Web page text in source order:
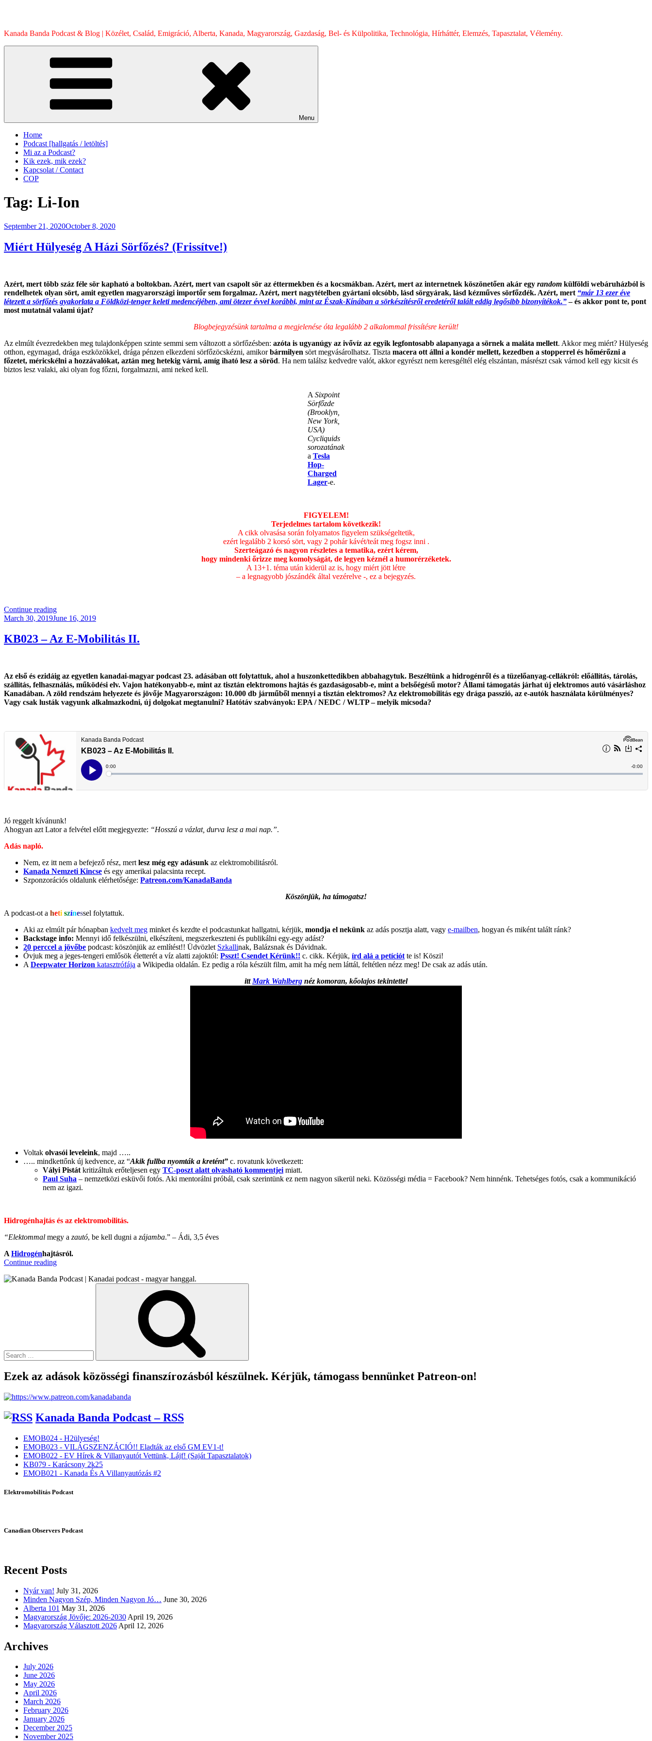
Kanada Banda Podcast & Blog | Közélet, Család, Emigráció, Alberta, Kanada, Magyarország, Gazdaság, Bel- és Külpolitika, Technológia, Hírháttér, Elemzés, Tapasztalat, Vélemény.
Menu
Home
Podcast [hallgatás / letöltés]
Mi az a Podcast?
Kik ezek, mik ezek?
Kapcsolat / Contact
COP
Tag: Li-Ion
Posted
September 21, 2020October 8, 2020
Miért Hülyeség A Házi Sörfőzés? (Frissítve!)
Azért, mert több száz féle sör kapható a boltokban. Azért, mert van csapolt sör az éttermekben és a kocsmákban. Azért, mert az internetnek köszönetően akár egy random külföldi webáruházból is
rendelhetek olyan sört, amit egyetlen magyarországi importőr sem forgalmaz. Azért, mert nagytételben gyártani olcsóbb, lásd sörgyárak, lásd kézműves sörfőzdék. Azért, mert “már 13 ezer éve
létezett a sörfőzés gyakorlata a Földközi-tenger keleti medencéjében, ami ötezer évvel korábbi, mint az Észak-Kínában a sörkészítésről eredetéről talált eddig legősibb bizonyítékok.”– és akkor pont te, pont
most mutatnál valami újat?
Blogbejegyzésünk tartalma a megjelenése óta legalább 2 alkalommal frissítésre került!
Az elmúlt évezredekben meg tulajdonképpen szinte semmi sem változott a sörfőzésben: azóta is ugyanúgy az ivővíz az egyik legfontosabb alapanyaga a sörnek a maláta mellett. Akkor meg miért? Hülyeség
otthon, egymagad, drága eszközökkel, drága pénzen elkezdeni sörfőzöcskézni, amikorbármilyen sört megvásárolhatsz. Tiszta macera ott állni a kondér mellett, kezedben a stopperrel és hőmérőzni a
főzetet, méricskélni a hozzávalókat, aztán meg hetekig várni, amíg iható lesz a söröd. Ha nem találsz kedvedre valót, akkor egyrészt nem keresgéltél elég elszántan, másrészt csak várnod kell egy kicsit és
biztos lesz valaki, aki olyan fog főzni, forgalmazni, ami neked kell.
A Sixpoint
Sörfőzde
(Brooklyn,
New York,
USA)
Cycliquids
sorozatának
a Tesla
Hop-
Charged
Lager-e.
FIGYELEM!
Terjedelmes tartalom következik!
A cikk olvasása során folyamatos figyelem szükségeltetik,
ezért legalább 2 korsó sört, vagy 2 pohár kávét/teát meg fogsz inni .
Szerteágazó és nagyon részletes a tematika, ezért kérem,
hogy mindenki őrizze meg komolyságát, de legyen kéznél a humorérzéketek.
A 13+1. téma után kiderül az is, hogy miért jött létre
– a legnagyobb jószándék által vezérelve -, ez a bejegyzés.
Continue reading“Miért
Hülyeség
Házi
Sörfőzés?
Posted
March 30, 2019June 16, 2019
KB023 – Az E-Mobilitás II.
Az első és ezidáig az egyetlen kanadai-magyar podcast 23. adásában ott folytattuk, ahol a huszonkettedikben abbahagytuk. Beszéltünk a hidrogénről és a tüzelőanyag-cellákról: előállítás, tárolás,
szállítás, felhasználás, működési elv. Vajon hatékonyabb-e, mint az tisztán elektromons hajtás és gazdaságosabb-e, mint a belsőégésű motor? Állami támogatás járhat új elektromos autó vásárláshoz
Kanadában. A zöld rendszám helyezete és jövője Magyarországon: 10.000 db járműből mennyi a tisztán elektromos? Az elektromobilitás egy drága passzió, az e-autók használata körülményes?
Vagy csak lusták vagyunk alkalmazkodni, új dolgokat megtanulni? Hatótáv szabványok: EPA / NEDC / WLTP – melyik micsoda?
Jó reggelt kívánunk!
Ahogyan azt Lator a felvétel előtt megjegyezte: “Hosszú a vázlat, durva lesz a mai nap.”.
Adás napló.
Nem, ez itt nem a befejező rész, mert lesz még egy adásunk az elektromobilitásról.
Kanada Nemzeti Kincse és egy amerikai palacsinta recept.
Szponzorációs oldalunk elérhetősége: Patreon.com/KanadaBanda
Köszönjük, ha támogatsz!
A podcast-ot a heti színessel folytattuk.
Aki az elmúlt pár hónapban kedvelt meg minket és kezdte el podcastunkat hallgatni, kérjük, mondja el nekünk az adás posztja alatt, vagy e-mailben, hogyan és miként talált ránk?
Backstage info: Mennyi idő felkészülni, elkészíteni, megszerkeszteni és publikálni egy-egy adást?
20 perccel a jövőbe podcast: köszönjük az említést!! Üdvözlet Szkallinak, Balázsnak és Dávidnak.
Óvjuk meg a jeges-tengeri emlősök életterét a víz alatti zajoktól: Psszt! Csendet Kérünk!! c. cikk. Kérjük, írd alá a petíciót te is! Köszi!
A Deepwater Horizon katasztrófája a Wikipedia oldalán. Ez pedig a róla készült film, amit ha még nem láttál, feltétlen nézz meg! De csak az adás után.
itt Mark Wahlberg néz komoran, kőolajos tekintettel
Voltak olvasói leveleink, majd …..
….. mindkettőnk új kedvence, az “Akik fullba nyomták a kretént” c. rovatunk következett:
Vályi Pistát kritizáltuk erőteljesen egy TC-poszt alatt olvasható kommentjei miatt.
Paul Suha – nemzetközi esküvői fotós. Aki mentorálni próbál, csak szerintünk ez nem nagyon sikerül neki. Közösségi média = Facebook? Nem hinnénk. Tehetséges fotós, csak a kommunikáció
nem az igazi.
Hidrogénhajtás és az elektromobilitás.
“Elektommal megy a zautó, be kell dugni a zájamba.” – Ádi, 3,5 éves
A Hidrogénhajtásról.
Continue reading“KB023
Az
Ezek az adások közösségi finanszírozásból készülnek. Kérjük, támogass bennünket Patreon-on!
Kanada Banda Podcast – RSS
EMOB024 - H2ülyeség!
EMOB023 - VILÁGSZENZÁCIÓ!! Eladták az első GM EV1-t!
EMOB022 - EV Hírek & Villanyautót Vettünk, Lájf! (Saját Tapasztalatok)
KB079 - Karácsony 2k25
EMOB021 - Kanada És A Villanyautózás #2
Elektromobilitás Podcast
Canadian Observers Podcast
Recent Posts
Nyár van! July 31, 2026
Minden Nagyon Szép, Minden Nagyon Jó… June 30, 2026
Alberta 101 May 31, 2026
Magyarország Jövője: 2026-2030 April 19, 2026
Magyarország Választott 2026 April 12, 2026
Archives
July 2026
June 2026
May 2026
April 2026
March 2026
February 2026
January 2026
December 2025
November 2025